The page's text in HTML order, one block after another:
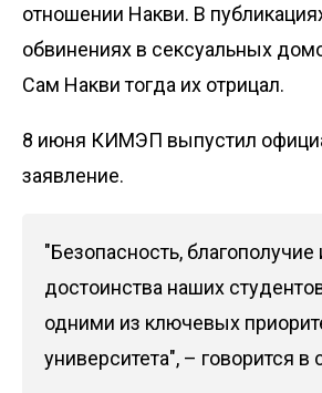
отношении Накви. В
обвинениях в сексуальных
Сам Накви тогда их отрицал.
8 июня КИМЭП выпустил
заявление.
"Безопасность,
достоинства наших
одними из ключевых
университета", – говорится